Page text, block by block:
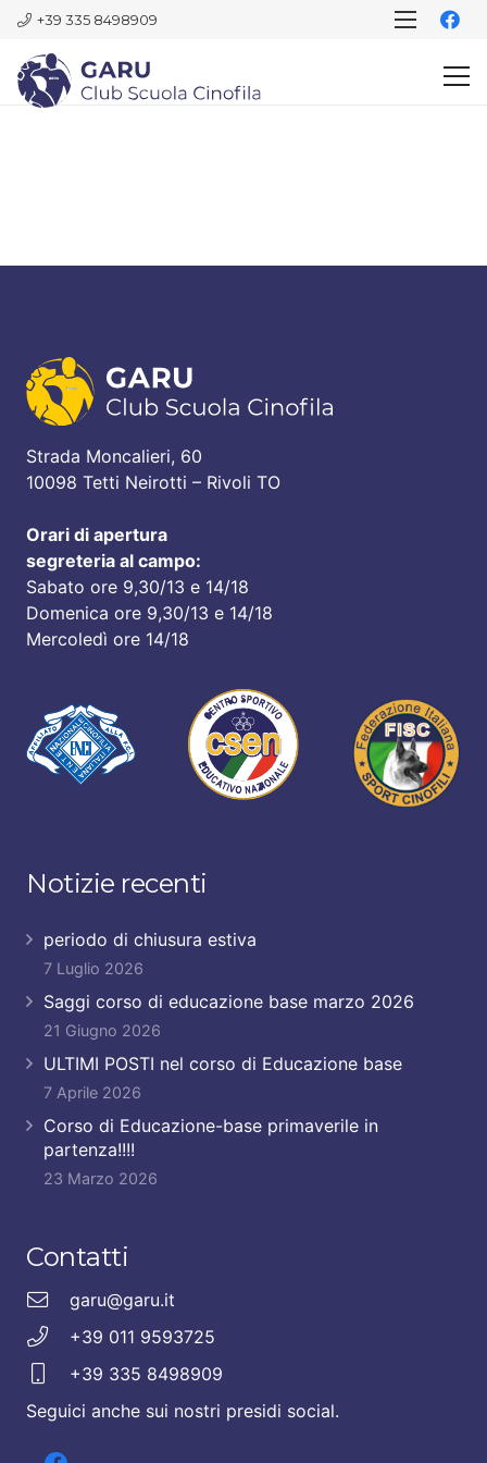
+39 335 8498909
Strada Moncalieri, 60
10098 Tetti Neirotti – Rivoli TO
Orari di apertura
segreteria al campo:
Sabato ore 9,30/13 e 14/18
Domenica ore 9,30/13 e 14/18
Mercoledì ore 14/18
Notizie recenti
periodo di chiusura estiva
7 Luglio 2026
Saggi corso di educazione base marzo 2026
21 Giugno 2026
ULTIMI POSTI nel corso di Educazione base
7 Aprile 2026
Corso di Educazione-base primaverile in
partenza!!!!
23 Marzo 2026
Contatti
garu@garu.it
+39 011 9593725
+39 335 8498909
Seguici anche sui nostri presidi social.